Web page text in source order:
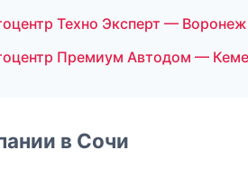
Техно Эксперт — Воронеж
Премиум Автодом —
в Сочи